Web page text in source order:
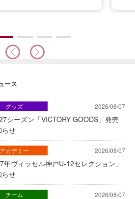
ース
2026/08/07
シーズン「VICTORY GOODS」発売
らせ
グッズ
2026/08/07
年ヴィッセル神戸U-12セレクション」
らせ
アカデミー
2026/08/07
チーム